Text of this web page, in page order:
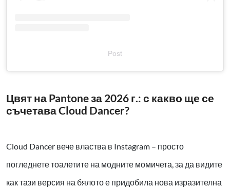
Post
Цвят на Pantone за 2026 г.: с какво ще се
съчетава Cloud Dancer?
Cloud Dancer вече властва в Instagram – просто
погледнете тоалетите на модните момичета, за да видите
как тази версия на бялото е придобила нова изразителна